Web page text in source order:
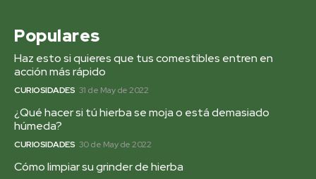
Populares
Haz esto si quieres que tus comestibles entren en
acción más rápido
CURIOSIDADES 31 de May de 2022
¿Qué hacer si tú hierba se moja o está demasiado
húmeda?
CURIOSIDADES 30 de May de 2022
Cómo limpiar su grinder de hierba